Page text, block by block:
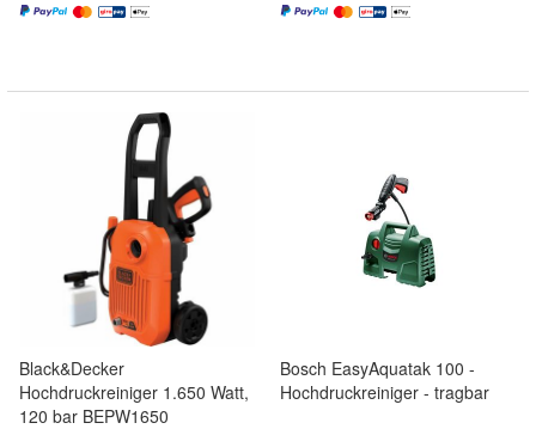
Black&Decker
Hochdruckreiniger 1.650 Watt,
120 bar BEPW1650
Bosch EasyAquatak 100 -
Hochdruckreiniger - tragbar